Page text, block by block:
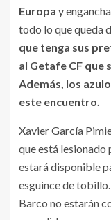
Europa y
todo lo que queda
que tenga sus
al Getafe CF que
Además, los
este encuentro.
Xavier García
que está lesionado
estará disponible
esguince de
Barco no estarán